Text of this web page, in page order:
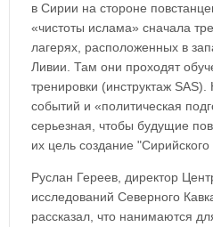
в Сирии на стороне
«чистоты ислама» сначала
лагерях, расположенных в
Ливии. Там они проходят
тренировки (инструктаж
событий и «политическая
серьезная, чтобы будущие
их цель создание
Руслан Гереев, директор
исследований Северного
рассказал, что нанимаются